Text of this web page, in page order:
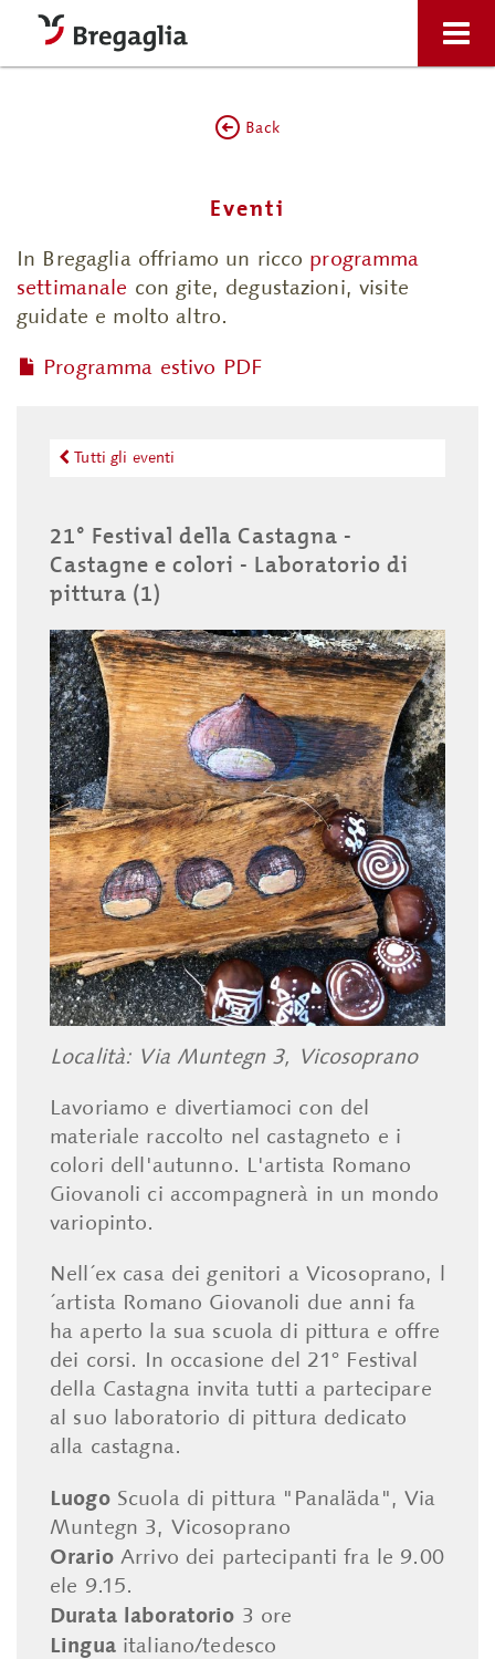
Back
Eventi
In Bregaglia offriamo un ricco programma
settimanale con gite, degustazioni, visite
guidate e molto altro.
Programma estivo PDF
Tutti gli eventi
21° Festival della Castagna -
Castagne e colori - Laboratorio di
pittura (1)
Località: Via Muntegn 3, Vicosoprano
Lavoriamo e divertiamoci con del
materiale raccolto nel castagneto e i
colori dell'autunno. L'artista Romano
Giovanoli ci accompagnerà in un mondo
variopinto.
Nell´ex casa dei genitori a Vicosoprano, l
´artista Romano Giovanoli due anni fa
ha aperto la sua scuola di pittura e offre
dei corsi. In occasione del 21° Festival
della Castagna invita tutti a partecipare
al suo laboratorio di pittura dedicato
alla castagna.
LuogoScuola di pittura "Panaläda", Via
Muntegn 3, Vicosoprano
OrarioArrivo dei partecipanti fra le 9.00
ele 9.15.
Durata laboratorio 3 ore
Linguaitaliano/tedesco